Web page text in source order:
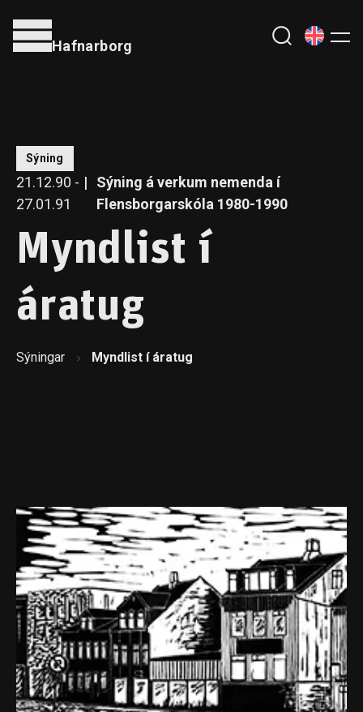
Hafnarborg
Sýning
21.12.90 -
27.01.91
Sýning á verkum nemenda í
Flensborgarskóla 1980-1990
Myndlist í
áratug
Sýningar Myndlist í áratug